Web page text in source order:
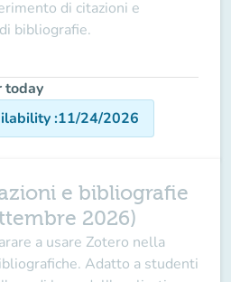
di citazioni e
bibliografie.
today
:11/24/2026
e bibliografie
2026)
a usare Zotero nella
Adatto a studenti